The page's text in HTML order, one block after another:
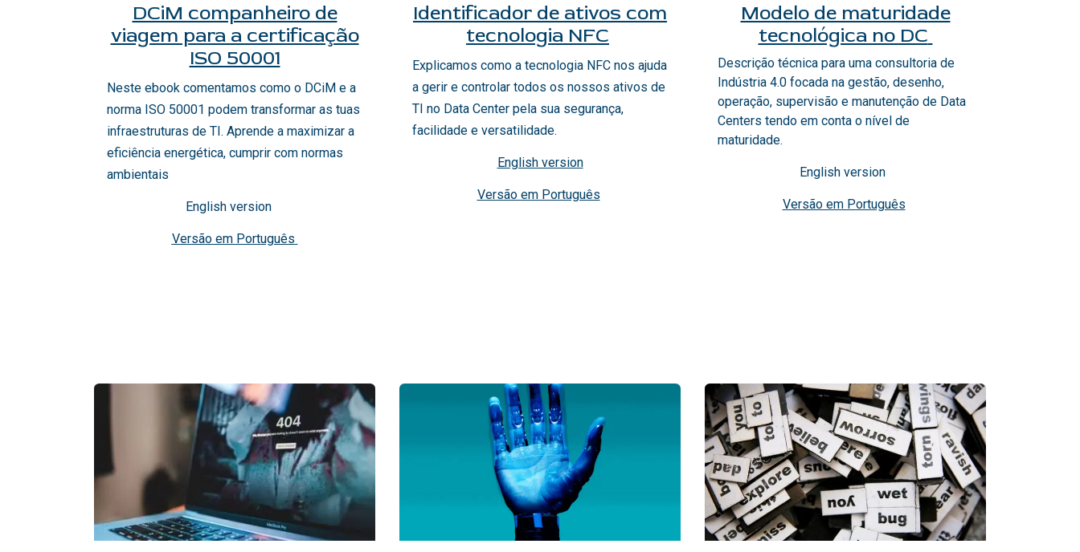
DCiM companheiro de
viagem para a certificação
ISO 50001
Neste ebook comentamos como o DCiM e a
norma ISO 50001 podem transformar as tuas
infraestruturas de TI. Aprende a maximizar a
eficiência energética, cumprir com normas
ambientais
English version
Versão em Português
Identificador de ativos com
tecnologia NFC
Explicamos como a tecnologia NFC nos ajuda
a gerir e controlar todos os nossos ativos de
TI no Data Center pela sua segurança,
facilidade e versatilidade.
English version
Versão em Português
Modelo de maturidade
tecnológica no DC
Descrição técnica para uma consultoria de
Indústria 4.0 focada na gestão, desenho,
operação, supervisão e manutenção de Data
Centers tendo em conta o nível de
maturidade.
English version
Versão em Português